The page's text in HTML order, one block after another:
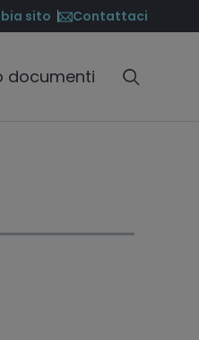
sito Contattaci
documenti